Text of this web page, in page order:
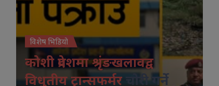
विशेष भिडियो
कोशी प्रदेशमा श्रृंङखलावद्व
विधुतीय ट्रान्सफर्मर
चोरी गर्ने